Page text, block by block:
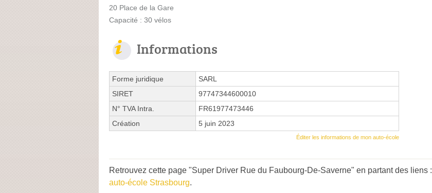
20 Place de la Gare
Capacité : 30 vélos
Informations
Forme juridique
SARL
SIRET
97747344600010
N° TVA Intra.
FR61977473446
Création
5 juin 2023
Éditer les informations de mon auto-école
Retrouvez cette page "Super Driver Rue du Faubourg-De-Saverne" en partant des liens :
auto-école Strasbourg.